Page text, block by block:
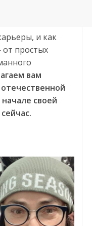
и как
простых
вам
своей